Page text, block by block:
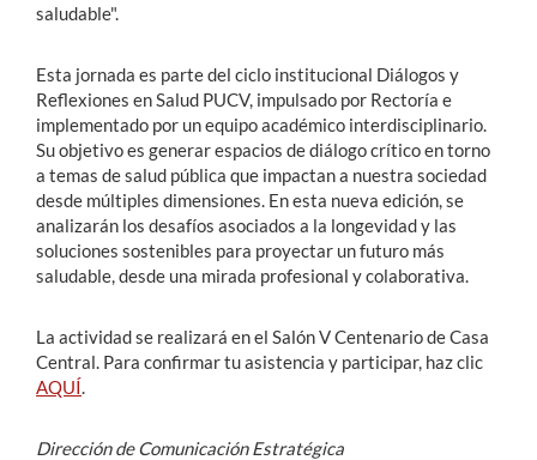
saludable".
Esta jornada es parte del ciclo institucional Diálogos y
Reflexiones en Salud PUCV, impulsado por Rectoría e
implementado por un equipo académico interdisciplinario.
Su objetivo es generar espacios de diálogo crítico en torno
a temas de salud pública que impactan a nuestra sociedad
desde múltiples dimensiones. En esta nueva edición, se
analizarán los desafíos asociados a la longevidad y las
soluciones sostenibles para proyectar un futuro más
saludable, desde una mirada profesional y colaborativa.
La actividad se realizará en el Salón V Centenario de Casa
Central. Para confirmar tu asistencia y participar, haz clic
AQUÍ
Dirección de Comunicación Estratégica